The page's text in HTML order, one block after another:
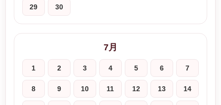
29 30
7月
1 2 3 4 5 6 7
8 9 10 11 12 13 14